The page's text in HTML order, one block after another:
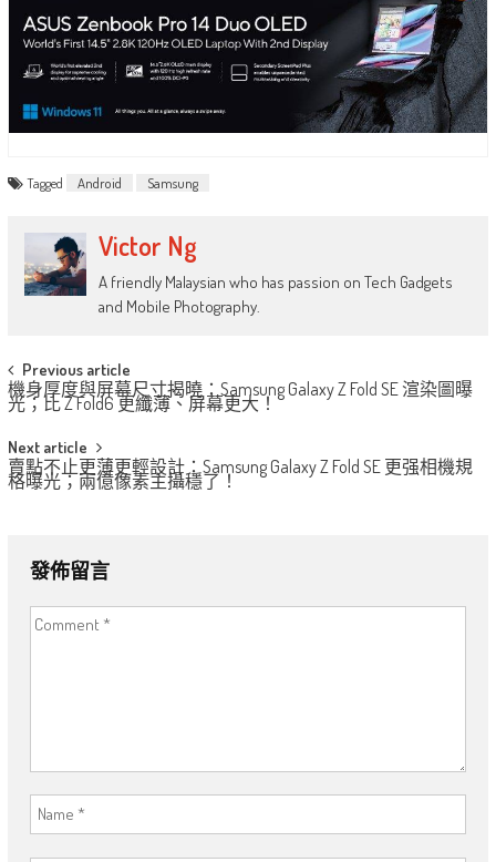
Tagged Android Samsung
Victor Ng
A friendly Malaysian who has passion on Tech Gadgets
and Mobile Photography.
Post
navigation
Previous article
機身厚度與屏幕尺寸揭曉：Samsung Galaxy Z Fold SE 渲染圖曝
光；比 Z Fold6 更纖薄、屏幕更大！
Next article
賣點不止更薄更輕設計：Samsung Galaxy Z Fold SE 更强相機規
格曝光；兩億像素主攝穩了！
發佈留言